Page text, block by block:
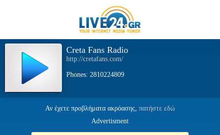
Creta Fans Radio
http://cretafans.com/
Phones: 2810224809
Αν έχετε προβλήματα ακρόασης, πατήστε εδώ
Advertisment